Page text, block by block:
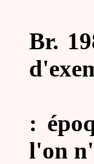
Br.
:
l'on